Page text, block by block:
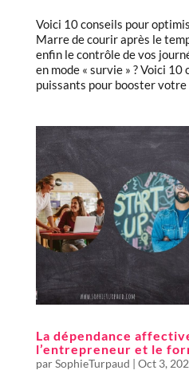
Voici 10 conseils pour
Marre de courir après le
enfin le contrôle de vos
en mode « survie » ? Voici 10
puissants pour booster
La dépendance
l’entrepreneur et le
parSophieTurpaud | Oct 3,